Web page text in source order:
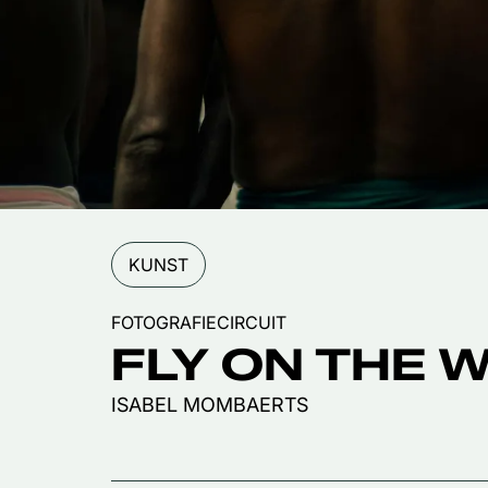
KUNST
FLY ON THE
ISABEL MOMBAERTS
FOTOGRAFIECIRCUIT